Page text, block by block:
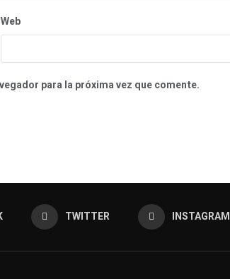
Web
para la próxima vez que comente.
TWITTER INSTAGRAM